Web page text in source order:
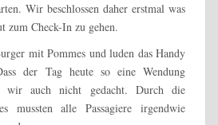
Wir beschlossen daher erstmal was
zum Check-In zu gehen.
mit Pommes und luden das Handy
der Tag heute so eine Wendung
wir auch nicht gedacht. Durch die
mussten alle Passagiere irgendwie